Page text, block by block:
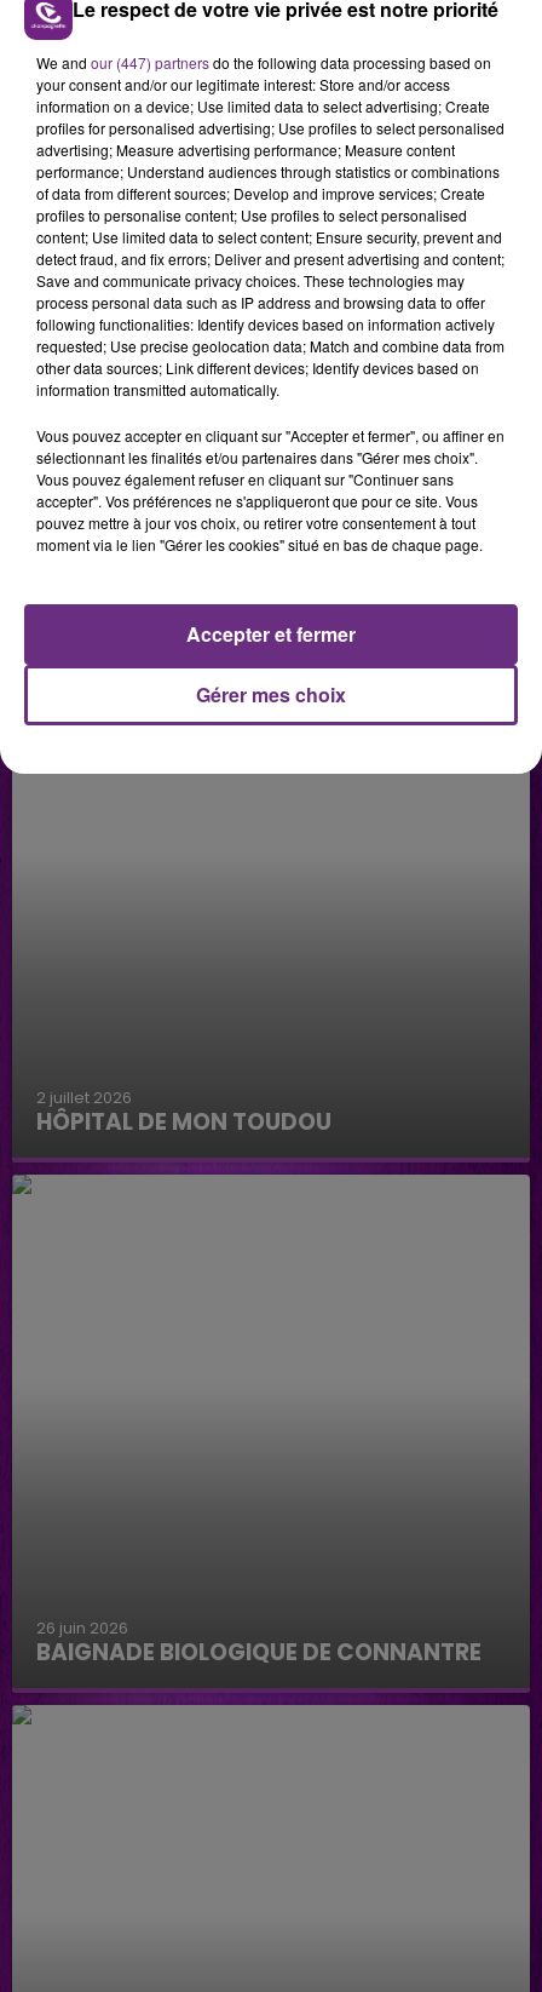
29 juillet 2026
GAGNEZ VOS INVITATIONS VIP POUR LES
CONCERTS DE FOIRE EN SCÈNE 2026
GAGNEZ VOTRE SÉJOUR AU CENTER
PARCS DU LAC D’AILETTE AVEC
CHAMPAGNE FM
LES PODCASTS
2 juillet 2026
HÔPITAL DE MON TOUDOU
Hôpital de mon Toudou
26 juin 2026
BAIGNADE BIOLOGIQUE DE CONNANTRE
Baignade biologique de Connantre
Le respect de votre vie privée est notre priorité
We and our (447) partnersdo the following data processing based on
your consent and/or our legitimate interest: Store and/or access
information on a device; Use limited data to select advertising; Create
profiles for personalised advertising; Use profiles to select personalised
advertising; Measure advertising performance; Measure content
performance; Understand audiences through statistics or combinations
of data from different sources; Develop and improve services; Create
profiles to personalise content; Use profiles to select personalised
content; Use limited data to select content; Ensure security, prevent and
detect fraud, and fix errors; Deliver and present advertising and content;
Save and communicate privacy choices. These technologies may
process personal data such as IP address and browsing data to offer
following functionalities: Identify devices based on information actively
requested; Use precise geolocation data; Match and combine data from
other data sources; Link different devices; Identify devices based on
information transmitted automatically.
Vous pouvez accepter en cliquant sur "Accepter et fermer", ou affiner en
sélectionnant les finalités et/ou partenaires dans "Gérer mes choix".
Vous pouvez également refuser en cliquant sur "Continuer sans
accepter". Vos préférences ne s'appliqueront que pour ce site. Vous
pouvez mettre à jour vos choix, ou retirer votre consentement à tout
moment via le lien "Gérer les cookies" situé en bas de chaque page.
Gérer mes choix
Accepter et fermer